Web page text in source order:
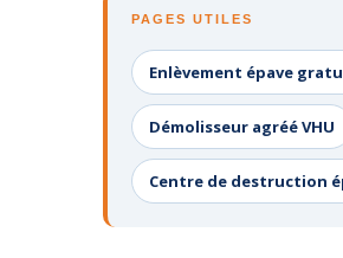
PAGES UTILES
Enlèvement épave
Démolisseur agréé VHU
Centre de destruction